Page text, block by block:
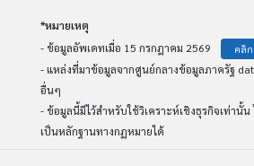
*หมายเหตุ
- ข้อมูลอัพเดทเมื่อ 15 กรกฎาคม 2569
คลิ
- แหล่งที่มาข้อมูลจากศูนย์กลางข้อมูลภาครัฐ
อื่นๆ
- ข้อมูลนี้มีไว้สำหรับใช้วิเคราะห์เชิงธุรกิจเท่านั้น
เป็นหลักฐานทางกฏหมายได้